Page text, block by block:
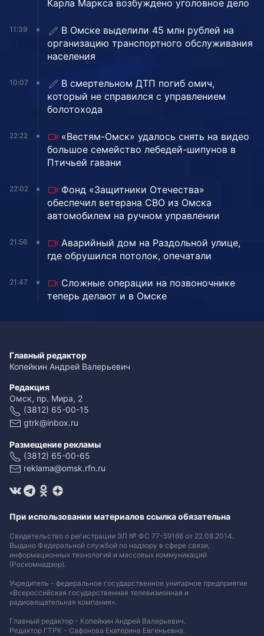
Карла Маркса возбуждено уголовное дело
11:39
В Омске выделили 45 млн рублей на
организацию транспортного обслуживания
населения
10:07
В смертельном ДТП погиб омич,
который не справился с управлением
болотохода
22:22
«Вестям-Омск» удалось снять на видео
большое семейство лебедей-шипунов в
Птичьей гавани
22:02
Фонд «Защитники Отечества»
обеспечил ветерана СВО из Омска
автомобилем на ручном управлении
21:56
Аварийный дом на Раздольной улице,
где обрушился потолок, опечатали
21:47
Сложные операции на позвоночнике
теперь делают и в Омске
Главный редактор
Копейкин Андрей Валерьевич
Редакция
Омск, пр. Мира, 2
(3812) 65-00-15
gtrk@inbox.ru
Размещение рекламы
(3812) 65-00-65
reklama@omsk.rfn.ru
При использовании материалов ссылка обязательна
Свидетельство о регистрации ЭЛ № ФС 77-59166 от 22.08.2014.
Выдано Федеральной службой по надзору в сфере связи,
информационных технологий и массовых коммуникаций
(Роскомнадзор).
Учредитель - федеральное государственное унитарное предприятие
«Всероссийская государственная телевизионная и
радиовещательная компания».
Главный редактор - Копейкин Андрей Валерьевич.
Редактор ГТРК - Сафонова Екатерина Евгеньевна.